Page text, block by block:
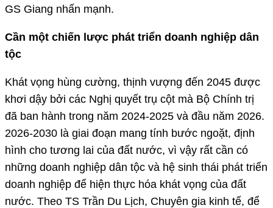
GS Giang nhấn mạnh.
Cần một chiến lược phát triển doanh nghiệp dân
tộc
Khát vọng hùng cường, thịnh vượng đến 2045 được
khơi dậy bởi các Nghị quyết trụ cột mà Bộ Chính trị
đã ban hành trong năm 2024-2025 và đầu năm 2026.
2026-2030 là giai đoạn mang tính bước ngoặt, định
hình cho tương lai của đất nước, vì vậy rất cần có
những doanh nghiệp dân tộc và hệ sinh thái phát triển
doanh nghiệp để hiện thực hóa khát vọng của đất
nước. Theo TS Trần Du Lịch, Chuyên gia kinh tế, để